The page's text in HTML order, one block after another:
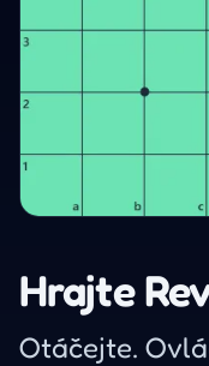
Hrajte
Otáčejte.